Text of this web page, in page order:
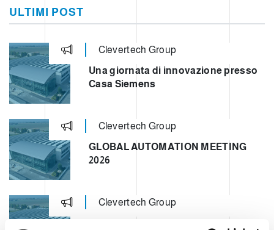
ULTIMI POST
Clevertech Group
Una giornata di innovazione presso
Casa Siemens
Clevertech Group
GLOBAL AUTOMATION MEETING
2026
Clevertech Group